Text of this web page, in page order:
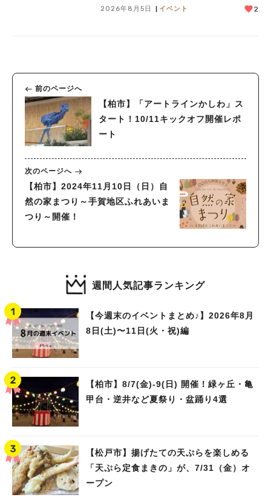
2026年8月5日 イベント 2
前のページへ
【柏市】「アートラインかしわ」ス
タート！10/11キックオフ開催レポ
ート
次のページへ
【柏市】2024年11月10日（日）自
然の家まつり～手賀地区ふれあいま
つり～開催！
週間人気記事ランキング
【今週末のイベントまとめ♪】2026年8月
8日(土)〜11日(火・祝)編
【柏市】8/7(金)‐9(日) 開催！緑ヶ丘・亀
甲台・逆井など夏祭り・盆踊り4選
【松戸市】揚げたての天ぷらを楽しめる
「天ぷら定食まきの」が、7/31（金）オ
ープン